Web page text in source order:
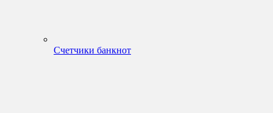
Счетчики банкнот